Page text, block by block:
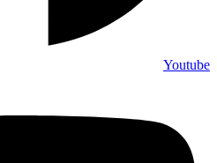
Youtube